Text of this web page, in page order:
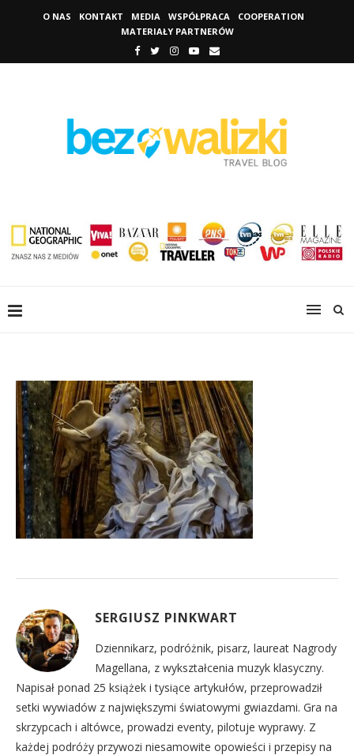
O NAS KONTAKT MEDIA WSPÓŁPRACA
COOPERATION
MATERIAŁY PARTNERÓW
SERGIUSZ PINKWART
Dziennikarz, podróżnik, pisarz, laureat Nagrody
Magellana, z wykształcenia muzyk klasyczny.
Napisał ponad 25 książek i tysiące artykułów, przeprowadził
setki wywiadów z największymi światowymi gwiazdami. Gra na
skrzypcach i altówce, prowadzi eventy, pilotuje wyprawy. Z
każdej podróży przywozi niesamowite opowieści i przepisy na